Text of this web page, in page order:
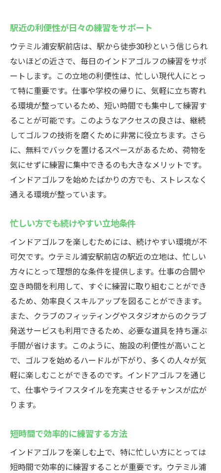
駅近の利便性が日々の練習をサポート
ウテミル浦安駅前店は、駅から徒歩30秒という信じられ
ないほどの近さで、毎日のインドアゴルフの練習をサポ
ートします。この立地の利便性は、忙しい現代人にとっ
て特に重要です。仕事や学校の帰りに、気軽に立ち寄れ
る環境が整っているため、短い時間でも集中して練習す
ることが可能です。このようなアクセスの良さは、継続
してゴルフの技術を磨くために非常に役立ちます。さら
に、無料でバックを置けるスペースがあるため、荷物を
気にせずに練習に集中できるのも大きなメリットです。
インドアゴルフを始めたばかりの方でも、ストレスなく
通える環境が整っています。
忙しい方でも続けやすい立地条件
インドアゴルフを楽しむためには、続けやすい環境が不
可欠です。ウテミル浦安駅前店の駅近の立地は、忙しい
方々にとって理想的な条件を提供します。仕事の合間や
空き時間を利用して、すぐに練習に取り組むことができ
るため、効率良くスキルアップを図ることができます。
また、クラブのフィッティングやスタジオからのクラブ
発送サービスも利用できるため、必要な道具を持ち運ぶ
手間が省けます。このように、施設の利便性が高いこと
で、ゴルフを始めるハードルが下がり、多くの人々が気
軽に楽しむことができるのです。インドアゴルフを通じ
て、仕事やライフスタイルを充実させるチャンスが広が
ります。
短時間で効率的に練習する方法
インドアゴルフを楽しむ上で、特に忙しい方にとっては
短時間で効率的に練習することが重要です。ウテミル浦